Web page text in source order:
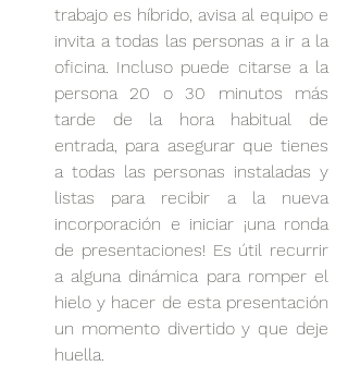
trabajo es híbrido, avisa al equipo e
invita a todas las personas a ir a la
oficina. Incluso puede citarse a la
persona 20 o 30 minutos más
tarde de la hora habitual de
entrada, para asegurar que tienes
a todas las personas instaladas y
listas para recibir a la nueva
incorporación e iniciar ¡una ronda
de presentaciones! Es útil recurrir
a alguna dinámica para romper el
hielo y hacer de esta presentación
un momento divertido y que deje
huella.